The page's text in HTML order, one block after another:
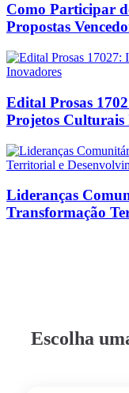
Como Participar
Propostas
Edital Prosas
Projetos Culturais
Lideranças
Transformação
Escolha